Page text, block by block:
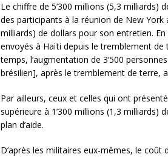
Le chiffre de 5’300 millions (5,3
des participants à la réunion de New York
milliards) de dollars pour son entretien.
envoyés à Haïti depuis le tremblement
temps, l’augmentation de 3’500
brésilien], après le tremblement de terre,
Par ailleurs, ceux et celles qui ont
supérieure à 1’300 millions (1,3
plan d’aide.
D’après les militaires eux-mêmes, le